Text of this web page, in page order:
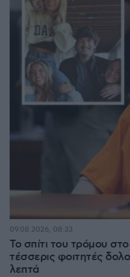
Το σπίτι του τρόμου
τέσσερις φοιτητές
λεπτά
09.08.2026, 08:33